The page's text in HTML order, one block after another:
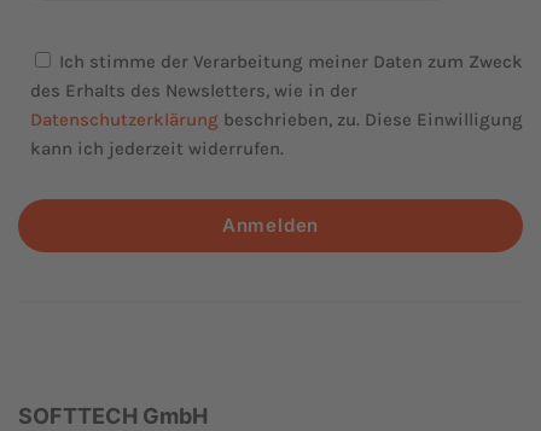
Ich stimme der Verarbeitung meiner Daten zum Zweck
des Erhalts des Newsletters, wie in der
Datenschutzerklärung beschrieben, zu. Diese Einwilligung
kann ich jederzeit widerrufen.
Anmelden
SOFTTECH GmbH